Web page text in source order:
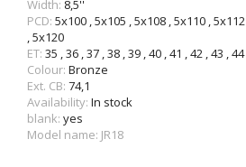
Width: 8,5''
PCD: 5x100 ,5x105 ,5x108 ,5x110 ,5x112
,5x120
ET: 35 ,36 ,37 ,38 ,39 ,40 ,41 ,42 ,43 ,44
Colour: Bronze
Ext. CB: 74,1
Availability: In stock
blank: yes
Model name: JR18